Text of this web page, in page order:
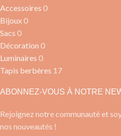
Accessoires 0
Bijoux0
Sacs 0
Décoration 0
Luminaires 0
Tapis berbères 17
ABONNEZ-VOUS À NOTRE
Rejoignez notre communauté et
nos nouveautés !